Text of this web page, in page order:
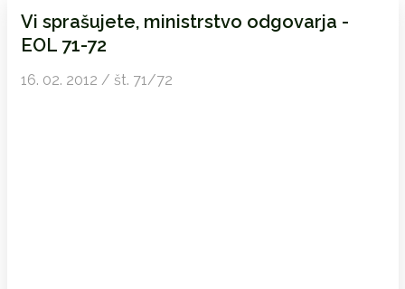
Vi sprašujete, ministrstvo odgovarja -
EOL 71-72
16. 02. 2012 / št. 71/72